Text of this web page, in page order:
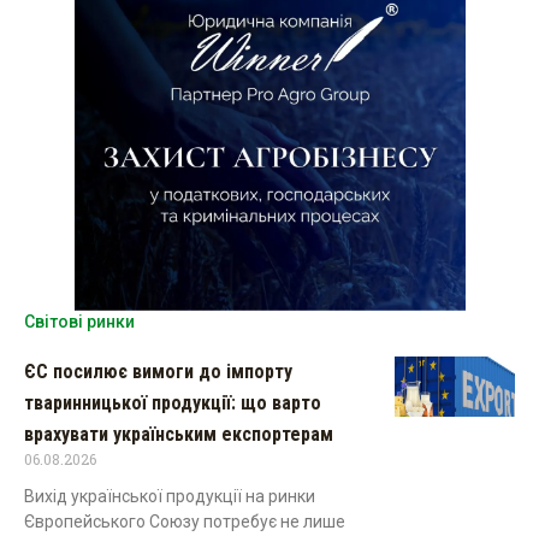
Світові ринки
ЄС посилює вимоги до імпорту
тваринницької продукції: що варто
врахувати українським експортерам
06.08.2026
Вихід української продукції на ринки
Європейського Союзу потребує не лише